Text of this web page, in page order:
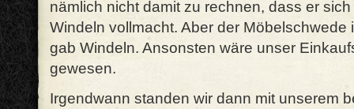
nämlich nicht damit zu rechnen, dass er
Windeln vollmacht. Aber der
gab Windeln. Ansonsten wäre unser
gewesen.
Irgendwann standen wir dann mit unserem